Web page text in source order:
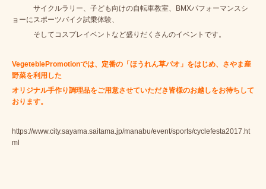
サイクルラリー、子ども向けの自転車教室、BMXパフォーマンスシ
ョーにスポーツバイク試乗体験、
そしてコスプレイベントなど盛りだくさんのイベントです。
VegeteblePromotionでは、定番の「ほうれん草パオ」をはじめ、さやま産
野菜を利用した
オリジナル手作り調理品をご用意させていただき皆様のお越しをお待ちして
おります。
https://www.city.sayama.saitama.jp/manabu/event/sports/cyclefesta2017.ht
ml